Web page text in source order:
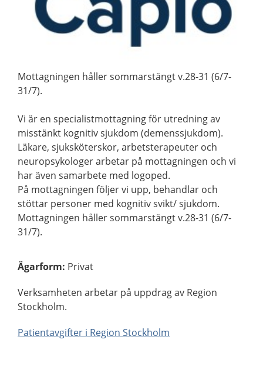
Mottagningen håller sommarstängt v.28-31 (6/7-
31/7).
Vi är en specialistmottagning för utredning av
misstänkt kognitiv sjukdom (demenssjukdom).
Läkare, sjuksköterskor, arbetsterapeuter och
neuropsykologer arbetar på mottagningen och vi
har även samarbete med logoped.
På mottagningen följer vi upp, behandlar och
stöttar personer med kognitiv svikt/ sjukdom.
Mottagningen håller sommarstängt v.28-31 (6/7-
31/7).
Ägarform: Privat
Verksamheten arbetar på uppdrag av Region
Stockholm.
Patientavgifter i Region Stockholm